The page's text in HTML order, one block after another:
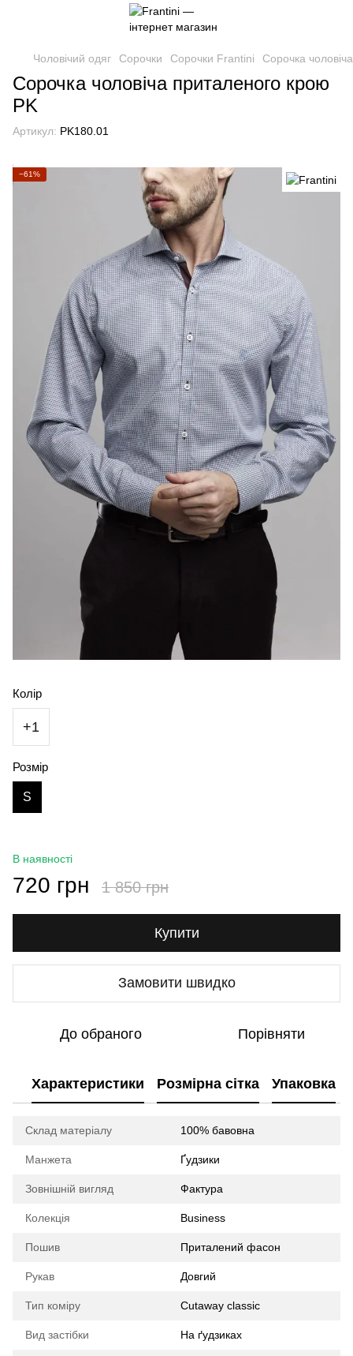
Чоловічий одяг Сорочки Сорочки Frantini Сорочка
Сорочка чоловіча приталеного крою
PK
Артикул: PK180.01
−61%
Колір
+1
Розмір
S
В наявності
720 грн 1 850 грн
Купити
Замовити швидко
До обраного Порівняти
Характеристики Розмірна сітка Упаковка
Склад матеріалу 100% бавовна
Манжета Ґудзики
Зовнішній вигляд Фактура
Колекція Business
Пошив Приталений фасон
Рукав Довгий
Тип коміру Cutaway classic
Вид застібки На ґудзиках